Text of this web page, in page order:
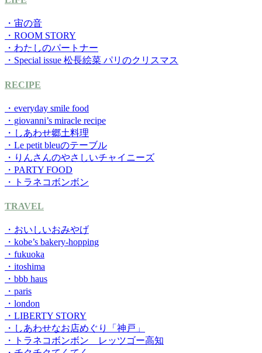
・宙の音
・ROOM STORY
・わたしのパートナー
・Special issue 松長絵菜 パリのクリスマス
RECIPE
・everyday smile food
・giovanni’s miracle recipe
・しあわせ郷土料理
・Le petit bleuのテーブル
・りんさんのやさしいチャイニーズ
・PARTY FOOD
・トラネコボンボン
TRAVEL
・おいしいおみやげ
・kobe’s bakery-hopping
・fukuoka
・itoshima
・bbb haus
・paris
・london
・LIBERTY STORY
・しあわせなお店めぐり「神戸」
・トラネコボンボン レッツゴー高知